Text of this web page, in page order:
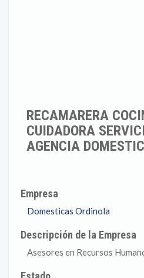
RECAMARERA
CUIDADORA
AGENCIA
Empresa
Domesticas Ordinola
Descripción de la Empresa
Asesores en Recursos